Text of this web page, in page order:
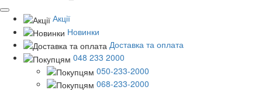
Акції
Новинки
Доставка та оплата
048 233 2000
050-233-2000
068-233-2000